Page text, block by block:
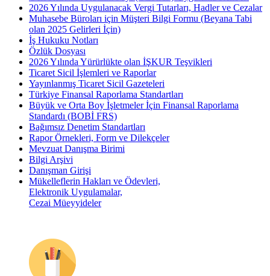
2026 Yılında Uygulanacak Vergi Tutarları, Hadler ve Cezalar
Muhasebe Büroları için Müşteri Bilgi Formu (Beyana Tabi
olan 2025 Gelirleri İçin)
İş Hukuku Notları
Özlük Dosyası
2026 Yılında Yürürlükte olan İŞKUR Teşvikleri
Ticaret Sicil İşlemleri ve Raporlar
Yayınlanmış Ticaret Sicil Gazeteleri
Türkiye Finansal Raporlama Standartları
Büyük ve Orta Boy İşletmeler İçin Finansal Raporlama
Standardı (BOBİ FRS)
Bağımsız Denetim Standartları
Rapor Örnekleri, Form ve Dilekçeler
Mevzuat Danışma Birimi
Bilgi Arşivi
Danışman Girişi
Mükelleflerin Hakları ve Ödevleri,
Elektronik Uygulamalar,
Cezai Müeyyideler